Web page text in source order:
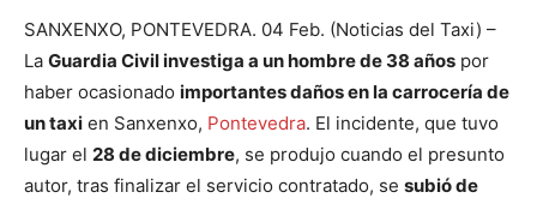
SANXENXO, PONTEVEDRA. 04 Feb. (Noticias del Taxi) –
La Guardia Civil investiga a un hombre de 38 años por
haber ocasionado importantes daños en la carrocería de
un taxi en Sanxenxo, Pontevedra. El incidente, que tuvo
lugar el 28 de diciembre, se produjo cuando el presunto
autor, tras finalizar el servicio contratado, se subió de